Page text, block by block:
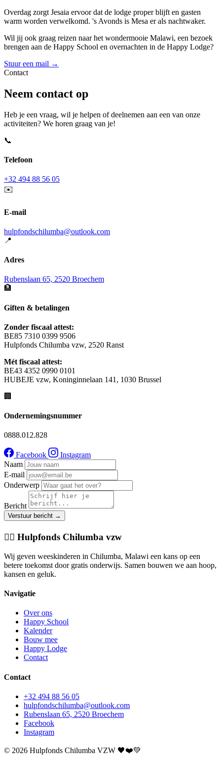
Overdag zorgt Jesaia ervoor dat de lodge proper blijft en gasten
warm worden verwelkomd. 's Avonds is Mesa er als nachtwaker.
Wil jij ook graag reizen naar het wondermooie Malawi, een bezoek
brengen aan de Happy School en overnachten in de Happy Lodge?
Stuur een mail →
Contact
Neem contact op
Heb je een vraag, wil je helpen of deelnemen aan een van onze
activiteiten? We horen graag van je!
📞
Telefoon
+32 494 88 56 05
✉️
E-mail
hulpfondschilumba@outlook.com
📍
Adres
Rubenslaan 65, 2520 Broechem
🏦
Giften & betalingen
Zonder fiscaal attest:
BE85 7310 0399 9506
Hulpfonds Chilumba vzw, 2520 Ranst
Mét fiscaal attest:
BE43 4352 0990 0101
HUBEJE vzw, Koninginnelaan 141, 1030 Brussel
🏢
Ondernemingsnummer
0888.012.828
Facebook
Instagram
Naam
E-mail
Onderwerp
Bericht
Verstuur bericht →
❤️‍🔥 Hulpfonds Chilumba vzw
Wij geven weeskinderen in Chilumba, Malawi een kans op een
betere toekomst door gratis onderwijs. Samen bouwen we aan hoop,
kansen en geluk.
Navigatie
Over ons
Happy School
Kalender
Bouw mee
Happy Lodge
Contact
Contact
+32 494 88 56 05
hulpfondschilumba@outlook.com
Rubenslaan 65, 2520 Broechem
Facebook
Instagram
© 2026 Hulpfonds Chilumba VZW 🖤❤️💚